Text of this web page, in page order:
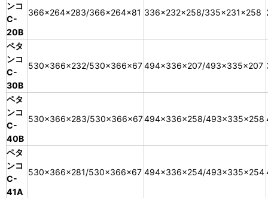
ンコ
C-
20B
366×264×283/366×264×81 336×232×258/335×231×258
ペタ
ンコ
C-
30B
530×366×232/530×366×67494×336×207/493×335×207
ペタ
ンコ
C-
40B
530×366×283/530×366×67494×336×258/493×335×258
ペタ
ンコ
C-
41A
530×366×281/530×366×67 494×336×254/493×335×254